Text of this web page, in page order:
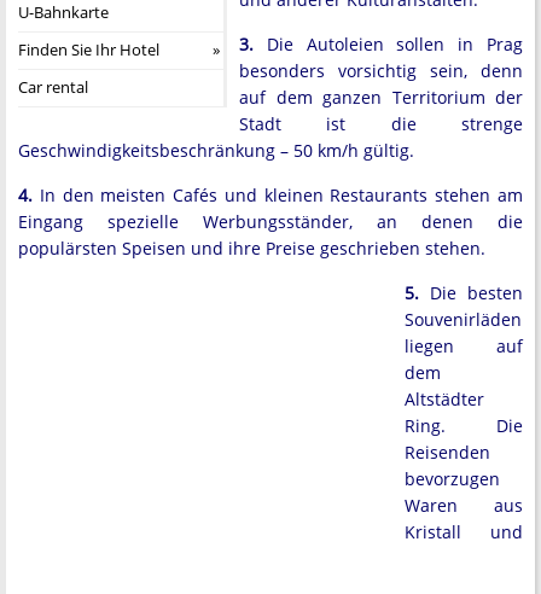
U-Bahnkarte
Finden Sie Ihr Hotel
Car rental
3. Die Autoleien sollen in Prag
besonders vorsichtig sein, denn
auf dem ganzen Territorium der
Stadt ist die strenge
Geschwindigkeitsbeschränkung – 50 km/h gültig.
4. In den meisten Cafés und kleinen Restaurants stehen am
Eingang spezielle Werbungsständer, an denen die
populärsten Speisen und ihre Preise geschrieben stehen.
5. Die besten
Souvenirläden
liegen auf
dem
Altstädter
Ring. Die
Reisenden
bevorzugen
Waren aus
Kristall und